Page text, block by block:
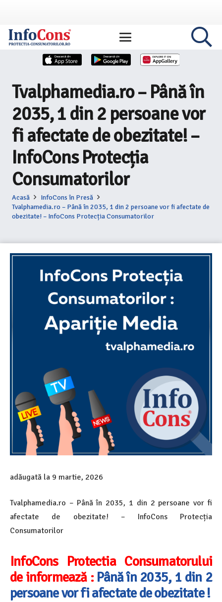
Tvalphamedia.ro – Până în
2035, 1 din 2 persoane vor
fi afectate de obezitate! –
InfoCons Protecția
Consumatorilor
Acasă
InfoCons în Presă
Tvalphamedia.ro – Până în 2035, 1 din 2 persoane vor fi afectate de
obezitate! – InfoCons Protecția Consumatorilor
adăugată la 9 martie, 2026
Tvalphamedia.ro – Până în 2035, 1 din 2 persoane vor fi
afectate de obezitate! – InfoCons Protecția
Consumatorilor
InfoCons Protectia Consumatorului
de informează : Până în 2035, 1 din 2
persoane vor fi afectate de obezitate !